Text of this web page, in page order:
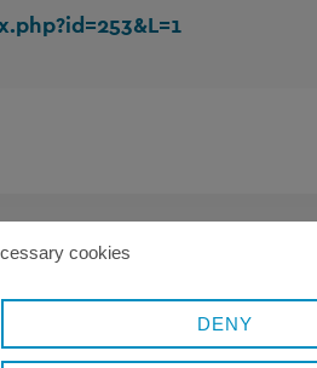
LANDRATSAMTES FREYUNG-
telefon:+49 8551
cookies
DENY